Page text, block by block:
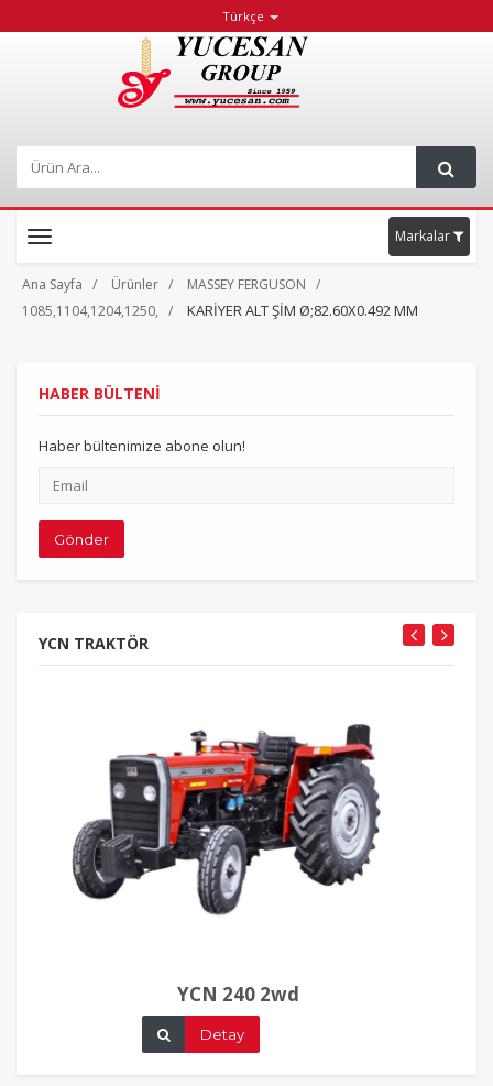
Türkçe
Toggle
Markalar
Ana Sayfa Ürünler
MASSEY FERGUSON
1085,1104,1204,1250,
KARİYER ALT ŞİM Ø;82.60X0.492 MM
HABER BÜLTENİ
Haber bültenimize abone olun!
adresiniz
Gönder
YCN TRAKTÖR
YCN 240 2wd
Detay